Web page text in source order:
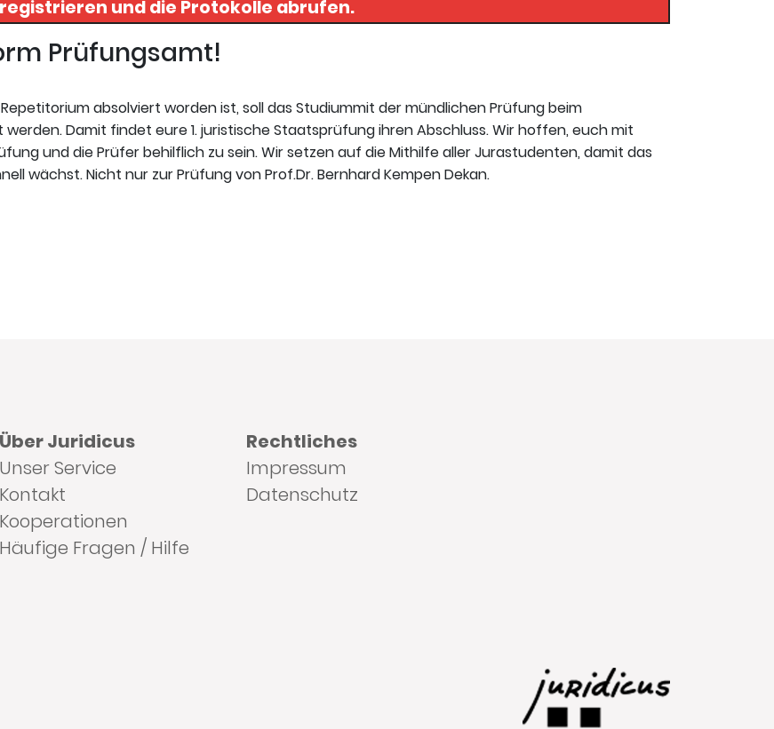
registrieren und die Protokolle abrufen.
Prüfungsamt!
absolviert worden ist, soll das Studiummit der mündlichen Prüfung beim
Damit findet eure 1. juristische Staatsprüfung ihren Abschluss. Wir hoffen, euch mit
und die Prüfer behilflich zu sein. Wir setzen auf die Mithilfe aller Jurastudenten, damit das
wächst. Nicht nur zur Prüfung von Prof.Dr. Bernhard Kempen Dekan.
Über Juridicus
Unser Service
Kontakt
Kooperationen
Häufige Fragen / Hilfe
Rechtliches
Impressum
Datenschutz